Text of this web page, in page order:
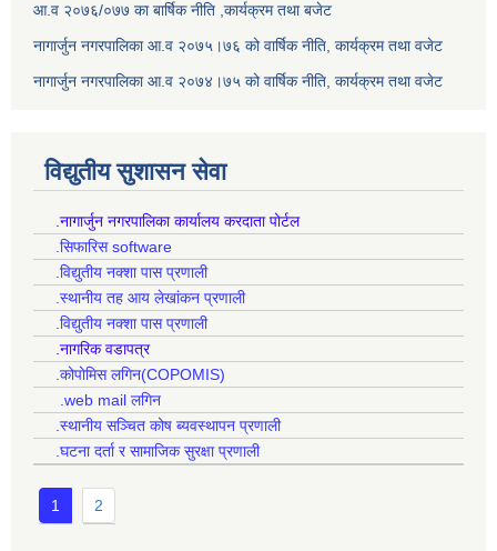
आ.व २०७६/०७७ का बार्षिक नीति ,कार्यक्रम तथा बजेट
नागार्जुन नगरपालिका आ.व २०७५।७६ को वार्षिक नीति, कार्यक्रम तथा वजेट
नागार्जुन नगरपालिका आ.व २०७४।७५ को वार्षिक नीति, कार्यक्रम तथा वजेट
विद्युतीय सुशासन सेवा
.नागार्जुन नगरपालिका कार्यालय करदाता पोर्टल
.सिफारिस software
.विद्युतीय नक्शा पास प्रणाली
.स्थानीय तह आय लेखांकन प्रणाली
.विद्युतीय नक्शा पास प्रणाली
.नागरिक वडापत्र
.कोपोमिस लगिन(COPOMIS)
.web mail लगिन
.स्थानीय सञ्चित कोष ब्यवस्थापन प्रणाली
.घटना दर्ता र सामाजिक सुरक्षा प्रणाली
1 2